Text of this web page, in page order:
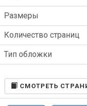
Размеры
Количество страниц
Тип обложки
CМОТРЕТЬ